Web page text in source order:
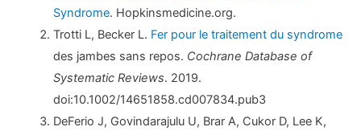
Syndrome. Hopkinsmedicine.org.
Trotti L, Becker L. Fer pour le traitement du syndrome
des jambes sans repos. Cochrane Database of
Systematic Reviews. 2019.
doi:10.1002/14651858.cd007834.pub3
DeFerio J, Govindarajulu U, Brar A, Cukor D, Lee K,